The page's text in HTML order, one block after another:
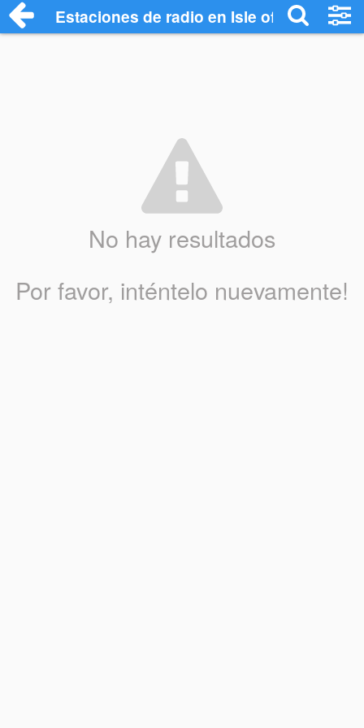
Estaciones de radio en Isle of Man -
No hay resultados
Por favor, inténtelo nuevamente!